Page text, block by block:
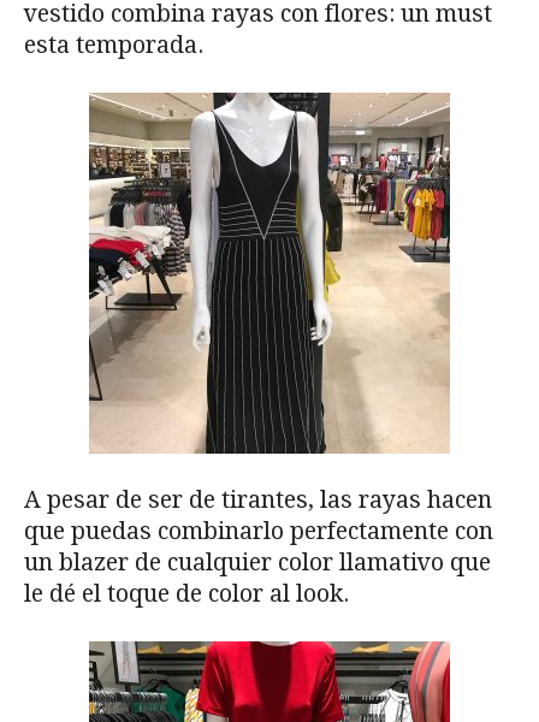
vestido combina rayas con flores: un must
esta temporada.
A pesar de ser de tirantes, las rayas hacen
que puedas combinarlo perfectamente con
un blazer de cualquier color llamativo que
le dé el toque de color al look.